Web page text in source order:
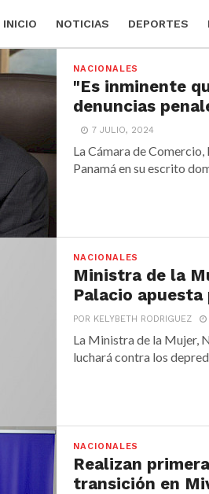
INICIO NOTICIAS DEPORTES
NACIONALES
"Es inminente
denuncias
7 JULIO, 2024
La Cámara de
Panamá en su escrito
NACIONALES
Ministra de la
Palacio
POR KELYBETH RODRIGUEZ
La Ministra de la Mujer,
luchará contra los
NACIONALES
Realizan
transición en